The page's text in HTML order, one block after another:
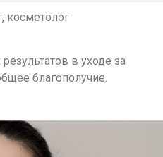
косметолог
в уходе за
благополучие.